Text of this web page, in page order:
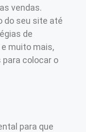
vendas.
do seu site até
de
e muito mais,
colocar o
para que